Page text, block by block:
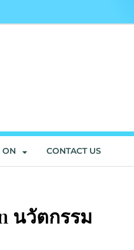
ON CONTACT US
นวัตกรรม